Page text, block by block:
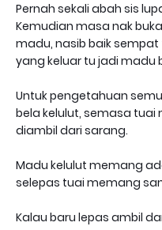
Pernah sekali abah sis
Kemudian masa nak
madu, nasib baik
yang keluar tu jadi madu
Untuk pengetahuan
bela kelulut, semasa tuai
diambil dari sarang.
Madu kelulut memang
selepas tuai memang
Kalau baru lepas ambil